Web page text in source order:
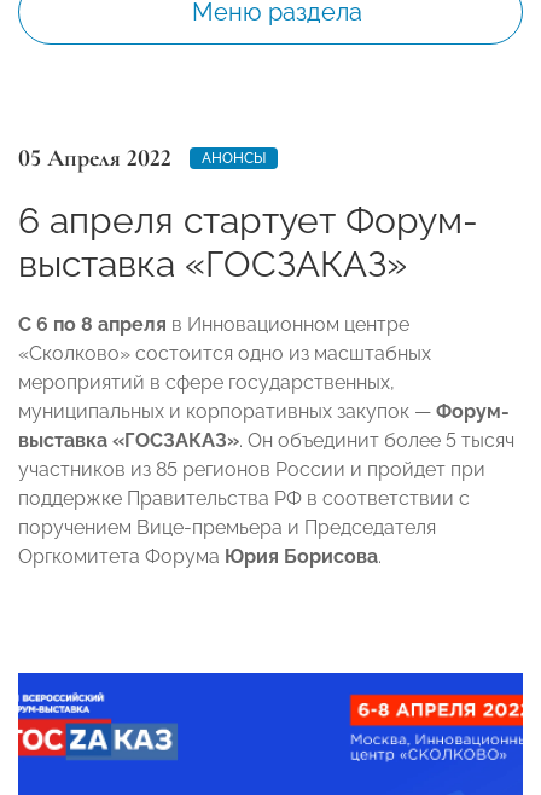
Меню раздела
05 Апреля 2022 АНОНСЫ
6 апреля стартует Форум-
выставка «ГОСЗАКАЗ»
С 6 по 8 апреля в Инновационном центре
«Сколково» состоится одно из масштабных
мероприятий в сфере государственных,
муниципальных и корпоративных закупок — Форум-
выставка «ГОСЗАКАЗ». Он объединит более 5 тысяч
участников из 85 регионов России и пройдет при
поддержке Правительства РФ в соответствии с
поручением Вице-премьера и Председателя
Оргкомитета Форума Юрия Борисова.